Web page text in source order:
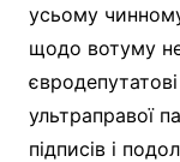
усьому чинному
щодо вотуму
ультраправої
підписів і